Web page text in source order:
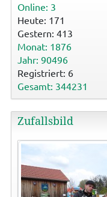
Online: 3
Heute: 171
Gestern: 413
Monat: 1876
Jahr: 90496
Registriert: 6
Gesamt: 344231
Zufallsbild